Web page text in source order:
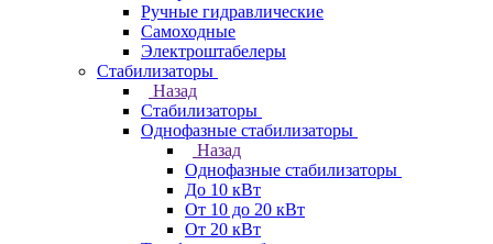
Ручные гидравлические
Самоходные
Электроштабелеры
Стабилизаторы
Назад
Стабилизаторы
Однофазные стабилизаторы
Назад
Однофазные стабилизаторы
До 10 кВт
От 10 до 20 кВт
От 20 кВт